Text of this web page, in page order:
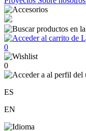
0
0
ES
EN